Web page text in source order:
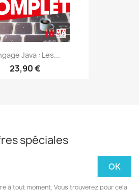
Java : Les...
23,90 €
spéciales
à tout moment. Vous trouverez pour cela